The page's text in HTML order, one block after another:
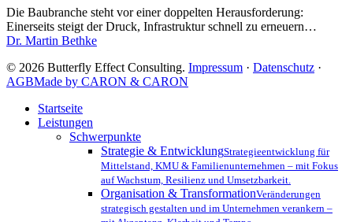
für
Strategie,
Organisation
und
Führung
Die Baubranche steht vor einer doppelten Herausforderung:
Einerseits steigt der Druck, Infrastruktur schnell zu erneuern…
Dr. Martin Bethke
© 2026 Butterfly Effect Consulting. Impressum · Datenschutz ·
AGBMade by CARON & CARON
Close
Menu
Startseite
Leistungen
Schwerpunkte
Strategie & EntwicklungStrategieentwicklung für
Mittelstand, KMU & Familienunternehmen – mit Fokus
auf Wachstum, Resilienz und Umsetzbarkeit.
Organisation & TransformationVeränderungen
strategisch gestalten und im Unternehmen verankern –